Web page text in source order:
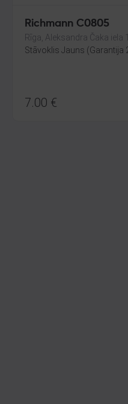
Richmann C0805
Rīga, Aleksandra Čaka iela
Stāvoklis Jauns (Garantija
7.00 €